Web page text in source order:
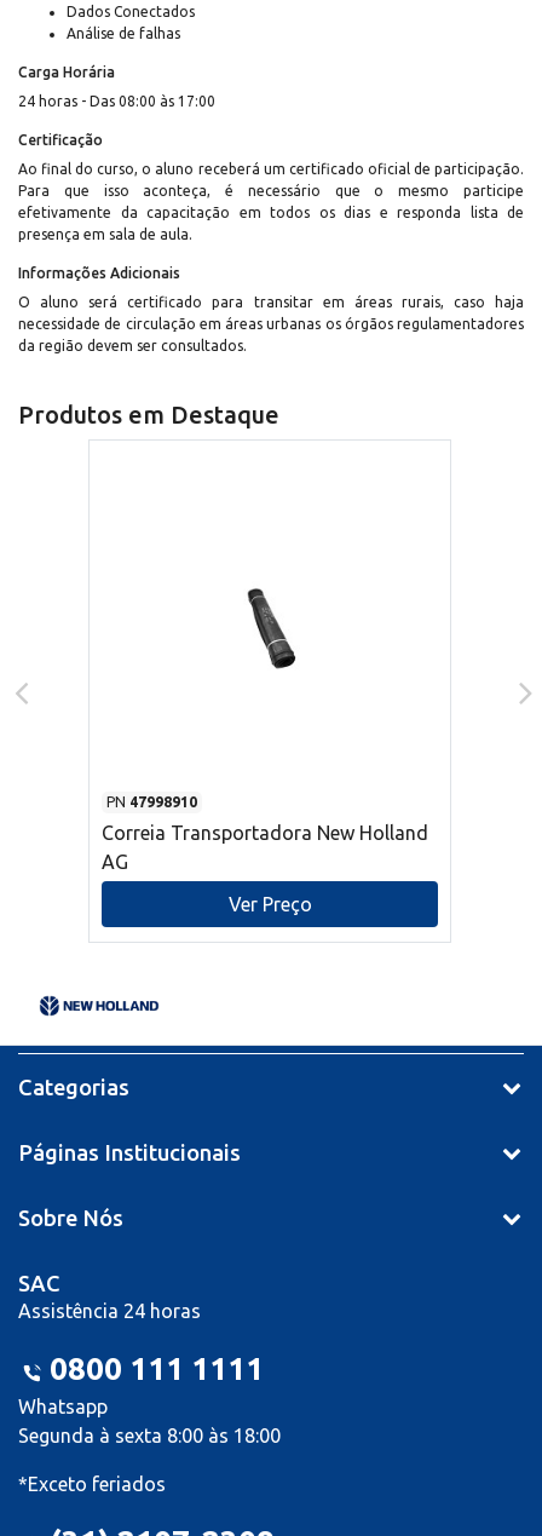
Dados Conectados
Análise de falhas
Carga Horária
24 horas - Das 08:00 às 17:00
Certificação
Ao final do curso, o aluno receberá um certificado oficial de participação.
Para que isso aconteça, é necessário que o mesmo participe
efetivamente da capacitação em todos os dias e responda lista de
presença em sala de aula.
Informações Adicionais
O aluno será certificado para transitar em áreas rurais, caso haja
necessidade de circulação em áreas urbanas os órgãos regulamentadores
da região devem ser consultados.
Produtos em Destaque
PN 47998910
Correia Transportadora New Holland
AG
Ver Preço
Categorias
Páginas Institucionais
Sobre Nós
SAC
Assistência 24 horas
0800 111 1111
Whatsapp
Segunda à sexta 8:00 às 18:00
*Exceto feriados